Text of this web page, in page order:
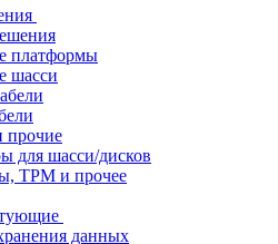
платформы
шасси
прочие
для шасси/дисков
TPM и прочее
данных